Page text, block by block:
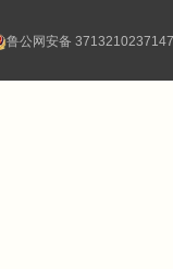
鲁公网安备